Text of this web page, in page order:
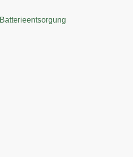
Batterieentsorgung